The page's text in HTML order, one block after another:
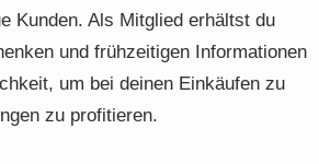
Kunden. Als Mitglied erhältst du
und frühzeitigen Informationen
um bei deinen Einkäufen zu
zu profitieren.